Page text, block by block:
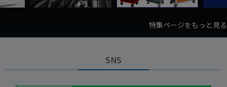
特集ページをもっと見る
SNS